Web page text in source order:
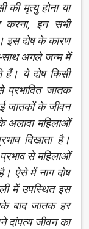
मृत्यु होना या
करना, इन सभी
इस दोष के कारण
साथ अगले जन्म में
ये दोष किसी
प्रभावित जातक
जातकों के जीवन
महिलाओं
दिखाता है।
प्रभाव से महिलाओं
ऐसे में नाग दोष
में उपस्थित इस
बाद जातक हर
दांपत्य जीवन का